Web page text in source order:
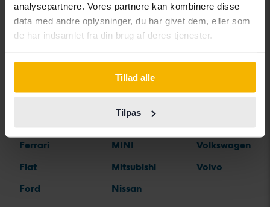
analysepartnere. Vores partnere kan kombinere disse
data med andre oplysninger, du har givet dem, eller som
de har indsamlet fra din brug af deres tjenester.
Tillad alle
Tilpas
Cadillac
Chevrolet
Ferrari
Fiat
Ford
Lexus
Lynk&Co
Mazda
MINI
Mitsubishi
Nissan
SEAT
Skoda
Volkswagen
Volvo